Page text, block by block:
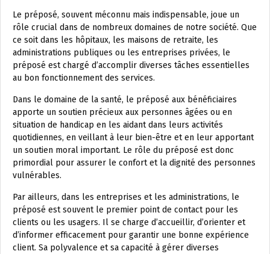
Le préposé, souvent méconnu mais indispensable, joue un
rôle crucial dans de nombreux domaines de notre société. Que
ce soit dans les hôpitaux, les maisons de retraite, les
administrations publiques ou les entreprises privées, le
préposé est chargé d’accomplir diverses tâches essentielles
au bon fonctionnement des services.
Dans le domaine de la santé, le préposé aux bénéficiaires
apporte un soutien précieux aux personnes âgées ou en
situation de handicap en les aidant dans leurs activités
quotidiennes, en veillant à leur bien-être et en leur apportant
un soutien moral important. Le rôle du préposé est donc
primordial pour assurer le confort et la dignité des personnes
vulnérables.
Par ailleurs, dans les entreprises et les administrations, le
préposé est souvent le premier point de contact pour les
clients ou les usagers. Il se charge d’accueillir, d’orienter et
d’informer efficacement pour garantir une bonne expérience
client. Sa polyvalence et sa capacité à gérer diverses